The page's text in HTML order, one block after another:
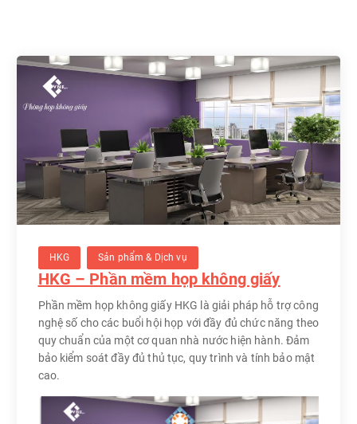
HKG Sản phẩm & Dịch vụ
HKG – Phần mềm họp không giấy
Phần mềm họp không giấy HKG là giải pháp hỗ trợ công
nghệ số cho các buổi hội họp với đầy đủ chức năng theo
quy chuẩn của một cơ quan nhà nước hiện hành. Đảm
bảo kiểm soát đầy đủ thủ tục, quy trình và tính bảo mật
cao.